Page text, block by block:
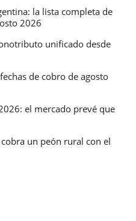
la lista completa de
2026
unificado desde
fechas de cobro de agosto
el mercado prevé que
cobra un peón rural con el